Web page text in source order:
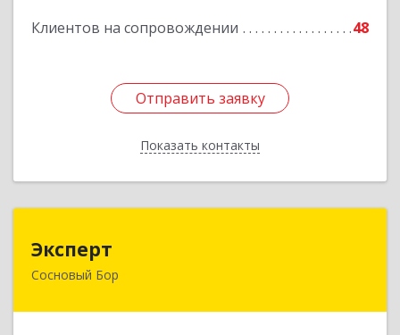
Клиентов на сопровождении 48
Отправить заявку
Показать контакты
Подробнее
Отправить заявку
Назад
Эксперт
Сосновый Бор
188544, Ленинградская обл, Сосновый Бор г, 50